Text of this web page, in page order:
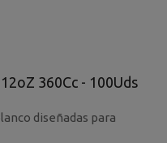
360Cc - 100Uds
diseñadas para